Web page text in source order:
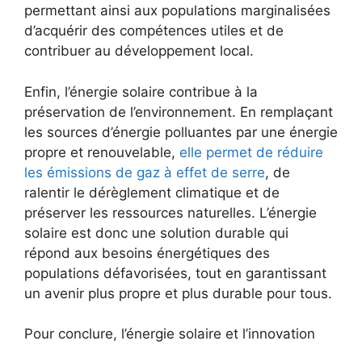
permettant ainsi‌ aux populations marginalisées⁤
d’acquérir des compétences utiles et ​de
contribuer au développement local.
Enfin, l’énergie solaire contribue à la
préservation de l’environnement. En remplaçant
les sources d’énergie polluantes‌ par une énergie
propre et renouvelable, elle permet de réduire
les émissions de ⁣gaz à effet de serre, ​de
ralentir le dérèglement climatique et de
préserver les ressources‌ naturelles. ​L’énergie
solaire est donc une solution durable qui
répond aux besoins énergétiques des
populations défavorisées, tout en garantissant
un avenir plus propre et plus durable pour tous.
Pour conclure, l’énergie solaire ​et l’innovation